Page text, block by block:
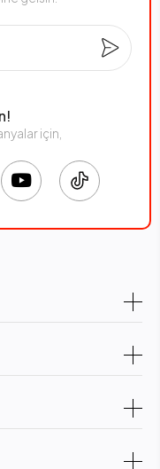
için,